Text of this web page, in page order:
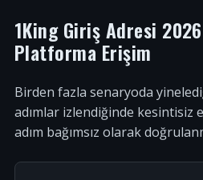
1King Giriş Adresi
Platforma Erişim
Birden fazla senaryoda
adımlar izlendiğinde kesintisiz
adım bağımsız olarak